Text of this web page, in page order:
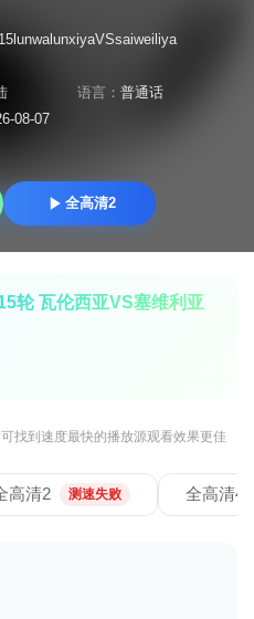
语言：普通话
08-07
全高清2
轮 瓦伦西亚VS塞维利亚
找到速度最快的播放源观看效果更佳
高清2 测速失败 全高清4